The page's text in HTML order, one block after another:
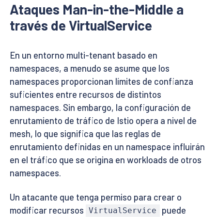
Ataques Man-in-the-Middle a
través de VirtualService
En un entorno multi-tenant basado en
namespaces, a menudo se asume que los
namespaces proporcionan límites de confianza
suficientes entre recursos de distintos
namespaces. Sin embargo, la configuración de
enrutamiento de tráfico de Istio opera a nivel de
mesh, lo que significa que las reglas de
enrutamiento definidas en un namespace influirán
en el tráfico que se origina en workloads de otros
namespaces.
Un atacante que tenga permiso para crear o
modificar recursos VirtualService
puede